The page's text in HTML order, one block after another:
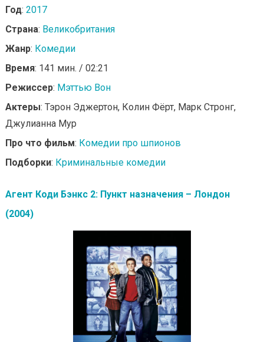
Год: 2017
Страна: Великобритания
Жанр: Комедии
Время: 141 мин. / 02:21
Режиссер: Мэттью Вон
Актеры: Тэрон Эджертон, Колин Фёрт, Марк Стронг,
Джулианна Мур
Про что фильм: Комедии про шпионов
Подборки: Криминальные комедии
Агент Коди Бэнкс 2: Пункт назначения – Лондон
(2004)